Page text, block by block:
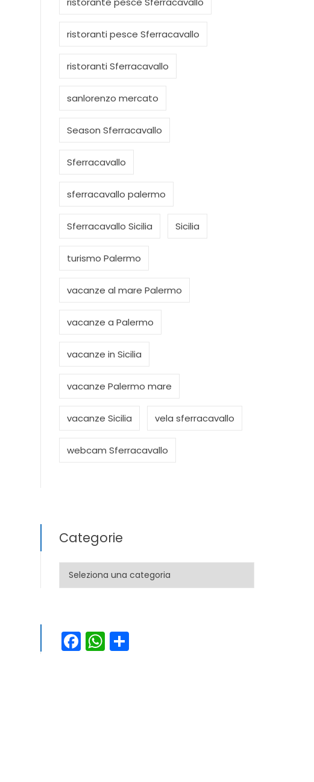
ristoranti pesce Sferracavallo
ristoranti Sferracavallo
sanlorenzo mercato
Season Sferracavallo
Sferracavallo
sferracavallo palermo
Sferracavallo Sicilia Sicilia
turismo Palermo
vacanze al mare Palermo
vacanze a Palermo
vacanze in Sicilia
vacanze Palermo mare
vacanze Sicilia vela sferracavallo
webcam Sferracavallo
Categorie
Categorie
Facebook
WhatsApp
Condividi